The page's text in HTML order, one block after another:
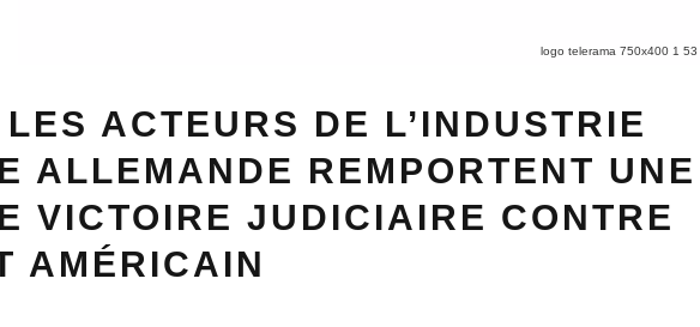
logo telerama 750x400 1 53
ACTEURS DE L’INDUSTRIE
ALLEMANDE REMPORTENT UNE
VICTOIRE JUDICIAIRE CONTRE
AMÉRICAIN